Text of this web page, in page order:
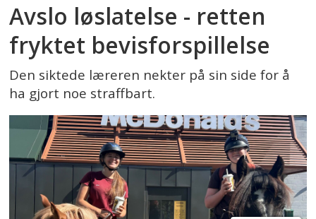
Avslo løslatelse - retten
fryktet bevisforspillelse
Den siktede læreren nekter på sin side for å
ha gjort noe straffbart.